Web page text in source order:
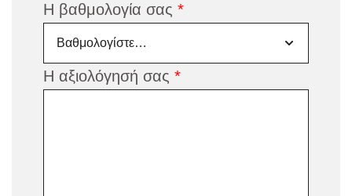
Η βαθμολογία σας *
Η αξιολόγησή σας *